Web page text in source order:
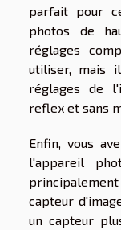
parfait pour
photos de
réglages
utiliser, mais
réglages de
reflex et sans
Enfin, vous
l'appareil
capteur
un capteur